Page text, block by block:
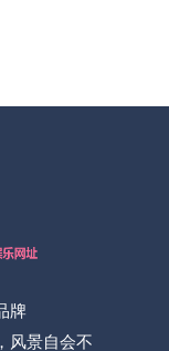
牌
风景自会不